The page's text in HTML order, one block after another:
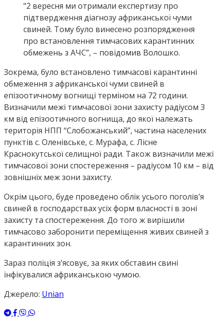
“2 вересня ми отримали експертизу про
підтвердження діагнозу африканської чуми
свиней. Тому було винесено розпорядження
про встановлення тимчасових карантинних
обмежень з АЧС”, – повідомив Волошко.
Зокрема, було встановлено тимчасові карантинні
обмеження з африканської чуми свиней в
епізоотичному вогнищі терміном на 72 години.
Визначили межі тимчасової зони захисту радіусом 3
км від епізоотичного вогнища, до якої належать
територія НПП “Слобожанський”, частина населених
пунктів с. Оленівське, с. Мурафа, с. Лісне
Краснокутської селищної ради. Також визначили межі
тимчасової зони спостереження – радіусом 10 км – від
зовнішніх меж зони захисту.
Окрім цього, буде проведено облік усього поголів’я
свиней в господарствах усіх форм власності в зоні
захисту та спостереження. До того ж вирішили
тимчасово заборонити переміщення живих свиней з
карантинних зон.
Зараз поліція з’ясовує, за яких обставин свині
інфікувалися африканською чумою.
Джерело: Unian